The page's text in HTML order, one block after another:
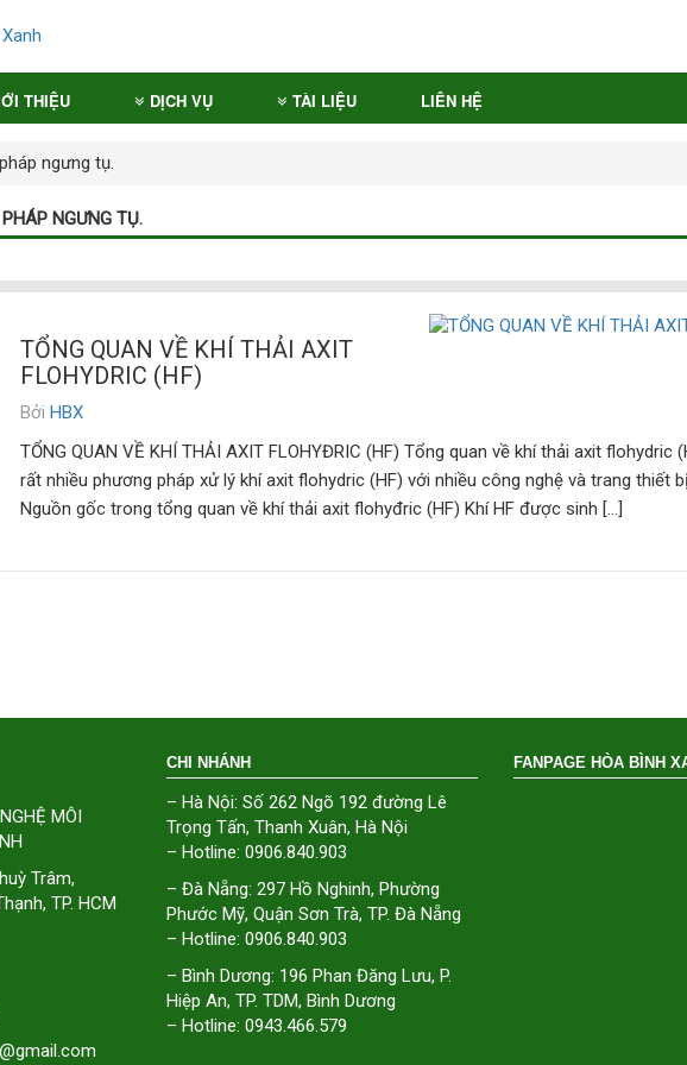
THIỆU DỊCH VỤ TÀI LIỆU LIÊN HỆ
ngưng tụ.
NGƯNG TỤ.
TỔNG QUAN VỀ KHÍ THẢI AXIT
FLOHYDRIC (HF)
Bởi HBX
TỔNG QUAN VỀ KHÍ THẢI AXIT FLOHYĐRIC (HF) Tổng quan về khí thải axit flohydric
rất nhiều phương pháp xử lý khí axit flohydric (HF) với nhiều công nghệ và trang thiết
Nguồn gốc trong tổng quan về khí thải axit flohyđric (HF) Khí HF được sinh […]
MÔI
Trâm,
TP. HCM
CHI NHÁNH
– Hà Nội: Số 262 Ngõ 192 đường Lê
Trọng Tấn, Thanh Xuân, Hà Nội
– Hotline: 0906.840.903
– Đà Nẵng: 297 Hồ Nghinh, Phường
Phước Mỹ, Quận Sơn Trà, TP. Đà Nẵng
– Hotline: 0906.840.903
– Bình Dương: 196 Phan Đăng Lưu, P.
Hiệp An, TP. TDM, Bình Dương
– Hotline: 0943.466.579
FANPAGE HÒA BÌNH